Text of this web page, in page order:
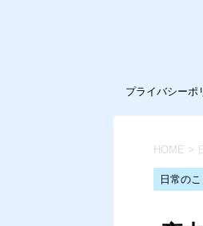
プライバシーポ
HOME >
日常のこ